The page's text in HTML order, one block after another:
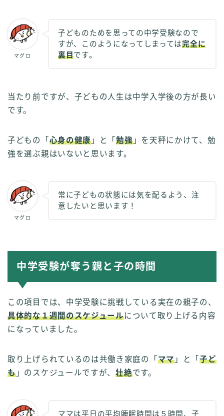
マグロ
子どものためを思っての中学受験なので
すが、このようになってしまっては完全に
裏目です。
当たり前ですが、子どもの人生は中学入学後の方が長い
です。
子どもの「 心身の健康 」と「勉強」を天秤にかけて、勉
強を選ぶ親はいないと思います。
マグロ
常に子どもの状態には気を配るよう、注
意したいと思います！
中学受験が奪う親と子の時間
この項目では、中学受験に挑戦している実在の親子の、
具体的な１週間のスケジュールについて取り上げる内容
になっていました。
取り上げられているのは共働き家庭の「 ママ 」と「子ど
も」のスケジュールですが、壮絶です。
ママは平日の平均睡眠時間は５時間、子